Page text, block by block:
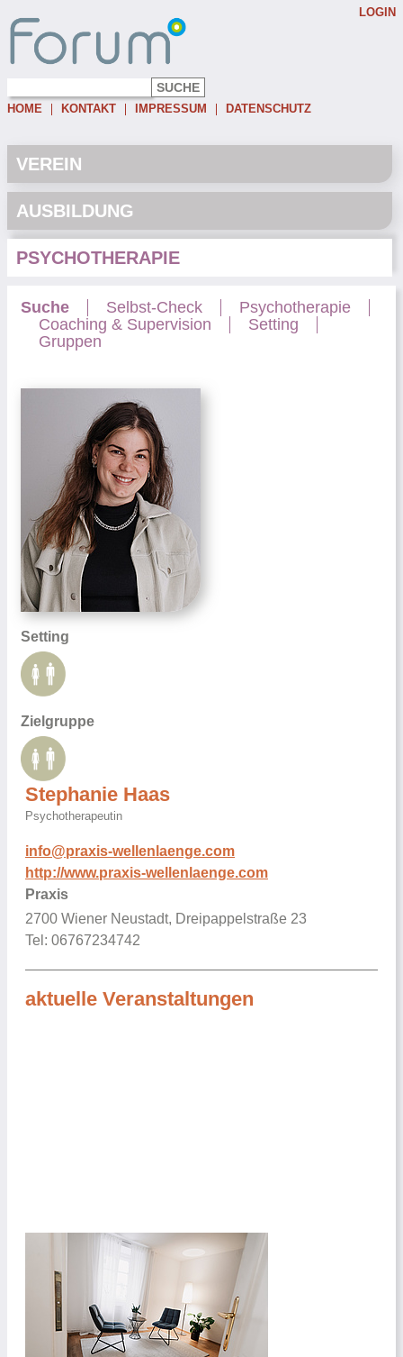
HOME KONTAKT IMPRESSUM DATENSCHUTZ
LOGIN
Password:
VEREIN
AUSBILDUNG
PSYCHOTHERAPIE
Suche Selbst-Check
Psychotherapie
Coaching & Supervision
Setting
Gruppen
Setting
Zielgruppe
Stephanie Haas
Psychotherapeutin
info@praxis-wellenlaenge.com
http://www.praxis-wellenlaenge.com
Praxis
2700 Wiener Neustadt, Dreipappelstraße 23
Tel: 06767234742
aktuelle Veranstaltungen